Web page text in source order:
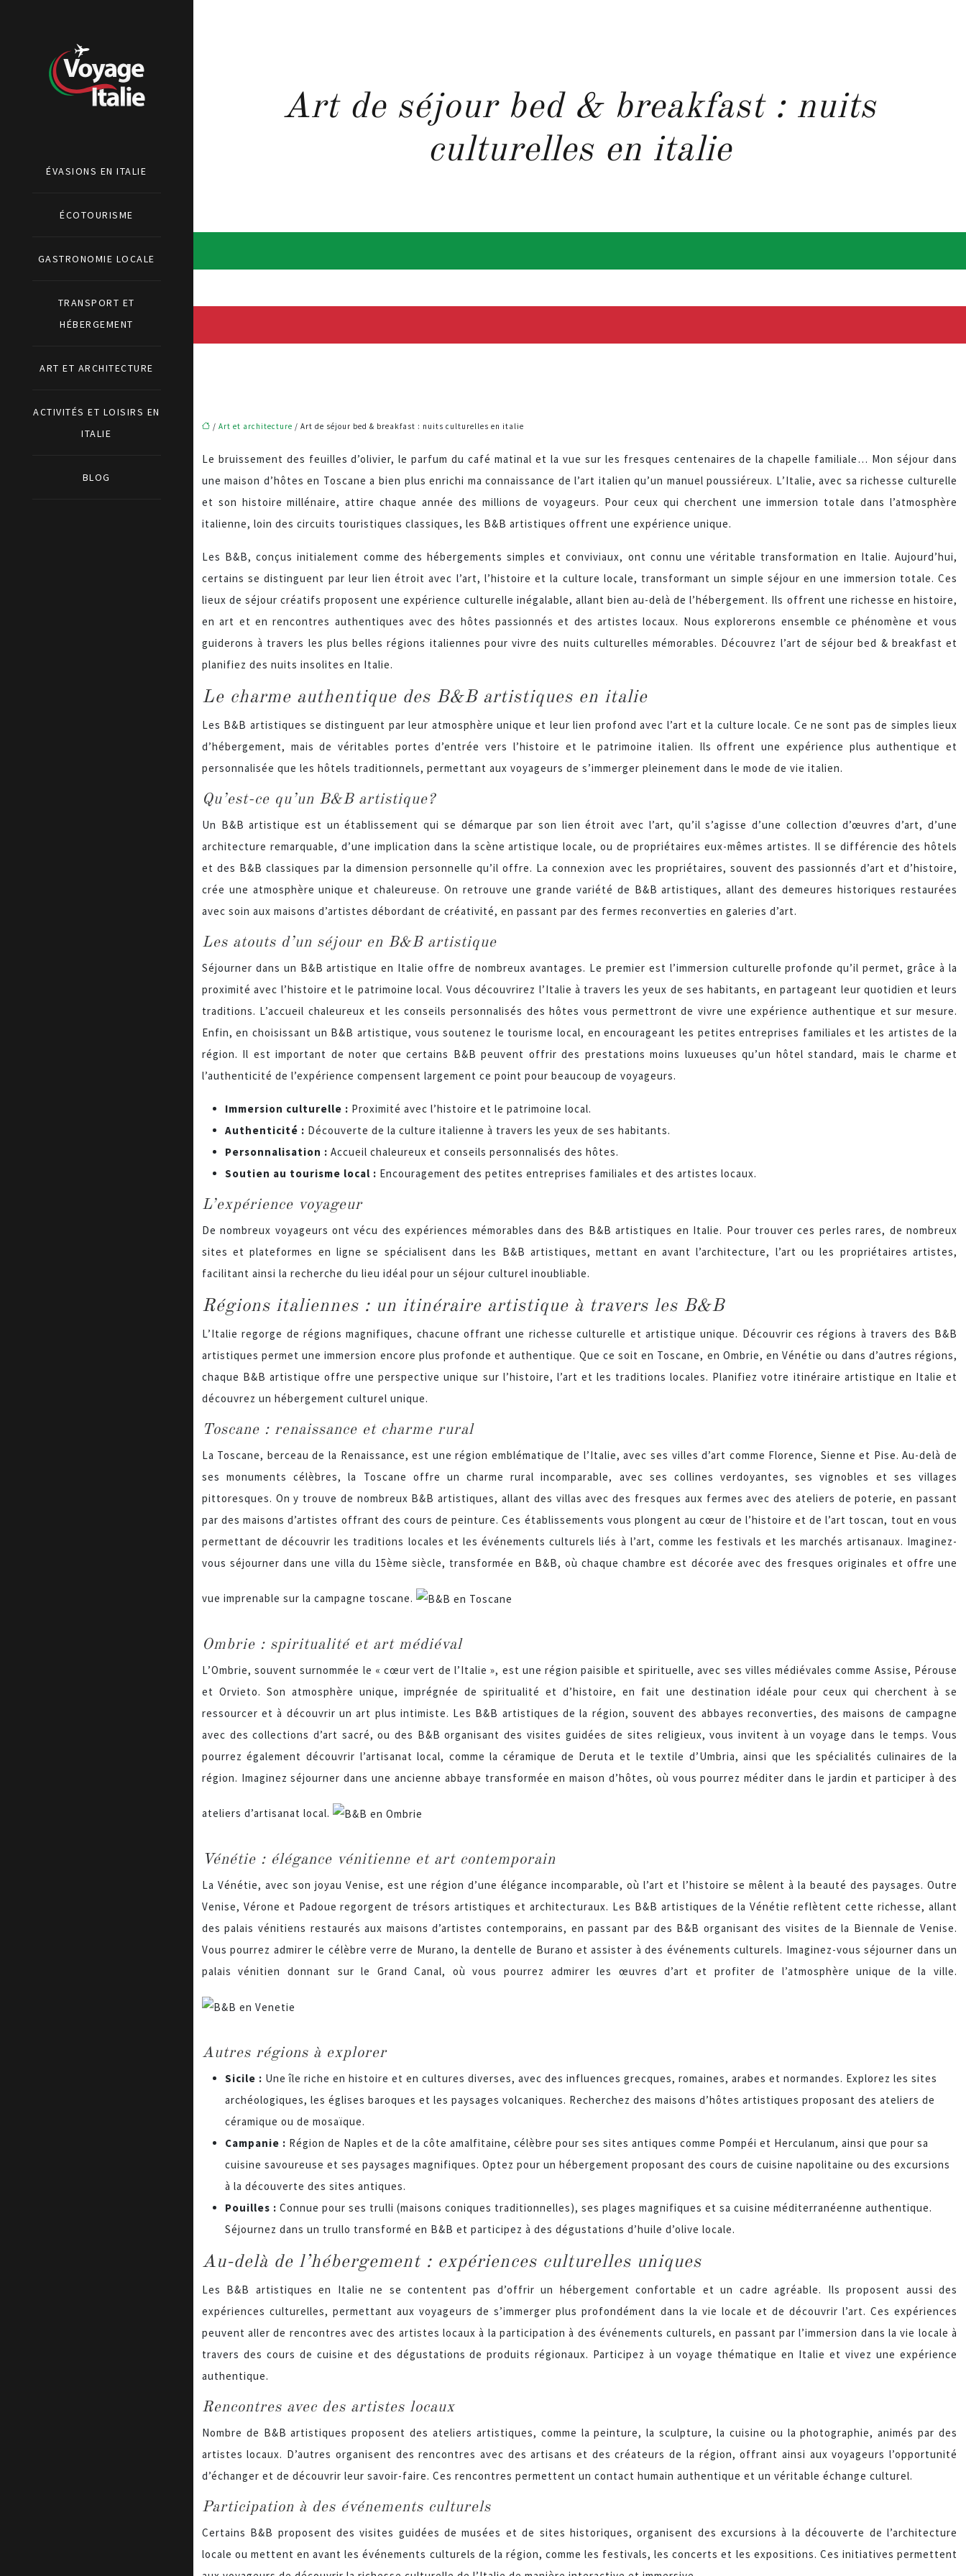
ÉVASIONS EN ITALIE
ÉCOTOURISME
GASTRONOMIE LOCALE
TRANSPORT ET
HÉBERGEMENT
ART ET ARCHITECTURE
ACTIVITÉS ET LOISIRS EN
ITALIE
BLOG
Art de séjour bed & breakfast : nuits
culturelles en italie
/ Art et architecture / Art de séjour bed & breakfast : nuits culturelles en italie
Le bruissement des feuilles d’olivier, le parfum du café matinal et la vue sur les fresques centenaires de la chapelle familiale… Mon séjour dans
une maison d’hôtes en Toscane a bien plus enrichi ma connaissance de l’art italien qu’un manuel poussiéreux. L’Italie, avec sa richesse culturelle
et son histoire millénaire, attire chaque année des millions de voyageurs. Pour ceux qui cherchent une immersion totale dans l’atmosphère
italienne, loin des circuits touristiques classiques, les B&B artistiques offrent une expérience unique.
Les B&B, conçus initialement comme des hébergements simples et conviviaux, ont connu une véritable transformation en Italie. Aujourd’hui,
certains se distinguent par leur lien étroit avec l’art, l’histoire et la culture locale, transformant un simple séjour en une immersion totale. Ces
lieux de séjour créatifs proposent une expérience culturelle inégalable, allant bien au-delà de l’hébergement. Ils offrent une richesse en histoire,
en art et en rencontres authentiques avec des hôtes passionnés et des artistes locaux. Nous explorerons ensemble ce phénomène et vous
guiderons à travers les plus belles régions italiennes pour vivre des nuits culturelles mémorables. Découvrez l’art de séjour bed & breakfast et
planifiez des nuits insolites en Italie.
Le charme authentique des B&B artistiques en italie
Les B&B artistiques se distinguent par leur atmosphère unique et leur lien profond avec l’art et la culture locale. Ce ne sont pas de simples lieux
d’hébergement, mais de véritables portes d’entrée vers l’histoire et le patrimoine italien. Ils offrent une expérience plus authentique et
personnalisée que les hôtels traditionnels, permettant aux voyageurs de s’immerger pleinement dans le mode de vie italien.
Qu’est-ce qu’un B&B artistique?
Un B&B artistique est un établissement qui se démarque par son lien étroit avec l’art, qu’il s’agisse d’une collection d’œuvres d’art, d’une
architecture remarquable, d’une implication dans la scène artistique locale, ou de propriétaires eux-mêmes artistes. Il se différencie des hôtels
et des B&B classiques par la dimension personnelle qu’il offre. La connexion avec les propriétaires, souvent des passionnés d’art et d’histoire,
crée une atmosphère unique et chaleureuse. On retrouve une grande variété de B&B artistiques, allant des demeures historiques restaurées
avec soin aux maisons d’artistes débordant de créativité, en passant par des fermes reconverties en galeries d’art.
Les atouts d’un séjour en B&B artistique
Séjourner dans un B&B artistique en Italie offre de nombreux avantages. Le premier est l’immersion culturelle profonde qu’il permet, grâce à la
proximité avec l’histoire et le patrimoine local. Vous découvrirez l’Italie à travers les yeux de ses habitants, en partageant leur quotidien et leurs
traditions. L’accueil chaleureux et les conseils personnalisés des hôtes vous permettront de vivre une expérience authentique et sur mesure.
Enfin, en choisissant un B&B artistique, vous soutenez le tourisme local, en encourageant les petites entreprises familiales et les artistes de la
région. Il est important de noter que certains B&B peuvent offrir des prestations moins luxueuses qu’un hôtel standard, mais le charme et
l’authenticité de l’expérience compensent largement ce point pour beaucoup de voyageurs.
Immersion culturelle : Proximité avec l’histoire et le patrimoine local.
Authenticité : Découverte de la culture italienne à travers les yeux de ses habitants.
Personnalisation : Accueil chaleureux et conseils personnalisés des hôtes.
Soutien au tourisme local : Encouragement des petites entreprises familiales et des artistes locaux.
L’expérience voyageur
De nombreux voyageurs ont vécu des expériences mémorables dans des B&B artistiques en Italie. Pour trouver ces perles rares, de nombreux
sites et plateformes en ligne se spécialisent dans les B&B artistiques, mettant en avant l’architecture, l’art ou les propriétaires artistes,
facilitant ainsi la recherche du lieu idéal pour un séjour culturel inoubliable.
Régions italiennes : un itinéraire artistique à travers les B&B
L’Italie regorge de régions magnifiques, chacune offrant une richesse culturelle et artistique unique. Découvrir ces régions à travers des B&B
artistiques permet une immersion encore plus profonde et authentique. Que ce soit en Toscane, en Ombrie, en Vénétie ou dans d’autres régions,
chaque B&B artistique offre une perspective unique sur l’histoire, l’art et les traditions locales. Planifiez votre itinéraire artistique en Italie et
découvrez un hébergement culturel unique.
Toscane : renaissance et charme rural
La Toscane, berceau de la Renaissance, est une région emblématique de l’Italie, avec ses villes d’art comme Florence, Sienne et Pise. Au-delà de
ses monuments célèbres, la Toscane offre un charme rural incomparable, avec ses collines verdoyantes, ses vignobles et ses villages
pittoresques. On y trouve de nombreux B&B artistiques, allant des villas avec des fresques aux fermes avec des ateliers de poterie, en passant
par des maisons d’artistes offrant des cours de peinture. Ces établissements vous plongent au cœur de l’histoire et de l’art toscan, tout en vous
permettant de découvrir les traditions locales et les événements culturels liés à l’art, comme les festivals et les marchés artisanaux. Imaginez-
vous séjourner dans une villa du 15ème siècle, transformée en B&B, où chaque chambre est décorée avec des fresques originales et offre une
vue imprenable sur la campagne toscane.
Ombrie : spiritualité et art médiéval
L’Ombrie, souvent surnommée le « cœur vert de l’Italie », est une région paisible et spirituelle, avec ses villes médiévales comme Assise, Pérouse
et Orvieto. Son atmosphère unique, imprégnée de spiritualité et d’histoire, en fait une destination idéale pour ceux qui cherchent à se
ressourcer et à découvrir un art plus intimiste. Les B&B artistiques de la région, souvent des abbayes reconverties, des maisons de campagne
avec des collections d’art sacré, ou des B&B organisant des visites guidées de sites religieux, vous invitent à un voyage dans le temps. Vous
pourrez également découvrir l’artisanat local, comme la céramique de Deruta et le textile d’Umbria, ainsi que les spécialités culinaires de la
région. Imaginez séjourner dans une ancienne abbaye transformée en maison d’hôtes, où vous pourrez méditer dans le jardin et participer à des
ateliers d’artisanat local.
Vénétie : élégance vénitienne et art contemporain
La Vénétie, avec son joyau Venise, est une région d’une élégance incomparable, où l’art et l’histoire se mêlent à la beauté des paysages. Outre
Venise, Vérone et Padoue regorgent de trésors artistiques et architecturaux. Les B&B artistiques de la Vénétie reflètent cette richesse, allant
des palais vénitiens restaurés aux maisons d’artistes contemporains, en passant par des B&B organisant des visites de la Biennale de Venise.
Vous pourrez admirer le célèbre verre de Murano, la dentelle de Burano et assister à des événements culturels. Imaginez-vous séjourner dans un
palais vénitien donnant sur le Grand Canal, où vous pourrez admirer les œuvres d’art et profiter de l’atmosphère unique de la ville.
Autres régions à explorer
Sicile : Une île riche en histoire et en cultures diverses, avec des influences grecques, romaines, arabes et normandes. Explorez les sites
archéologiques, les églises baroques et les paysages volcaniques. Recherchez des maisons d’hôtes artistiques proposant des ateliers de
céramique ou de mosaïque.
Campanie : Région de Naples et de la côte amalfitaine, célèbre pour ses sites antiques comme Pompéi et Herculanum, ainsi que pour sa
cuisine savoureuse et ses paysages magnifiques. Optez pour un hébergement proposant des cours de cuisine napolitaine ou des excursions
à la découverte des sites antiques.
Pouilles : Connue pour ses trulli (maisons coniques traditionnelles), ses plages magnifiques et sa cuisine méditerranéenne authentique.
Séjournez dans un trullo transformé en B&B et participez à des dégustations d’huile d’olive locale.
Au-delà de l’hébergement : expériences culturelles uniques
Les B&B artistiques en Italie ne se contentent pas d’offrir un hébergement confortable et un cadre agréable. Ils proposent aussi des
expériences culturelles, permettant aux voyageurs de s’immerger plus profondément dans la vie locale et de découvrir l’art. Ces expériences
peuvent aller de rencontres avec des artistes locaux à la participation à des événements culturels, en passant par l’immersion dans la vie locale à
travers des cours de cuisine et des dégustations de produits régionaux. Participez à un voyage thématique en Italie et vivez une expérience
authentique.
Rencontres avec des artistes locaux
Nombre de B&B artistiques proposent des ateliers artistiques, comme la peinture, la sculpture, la cuisine ou la photographie, animés par des
artistes locaux. D’autres organisent des rencontres avec des artisans et des créateurs de la région, offrant ainsi aux voyageurs l’opportunité
d’échanger et de découvrir leur savoir-faire. Ces rencontres permettent un contact humain authentique et un véritable échange culturel.
Participation à des événements culturels
Certains B&B proposent des visites guidées de musées et de sites historiques, organisent des excursions à la découverte de l’architecture
locale ou mettent en avant les événements culturels de la région, comme les festivals, les concerts et les expositions. Ces initiatives permettent